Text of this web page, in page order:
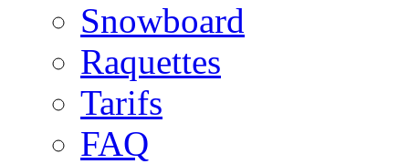
Snowboard
Raquettes
Tarifs
FAQ